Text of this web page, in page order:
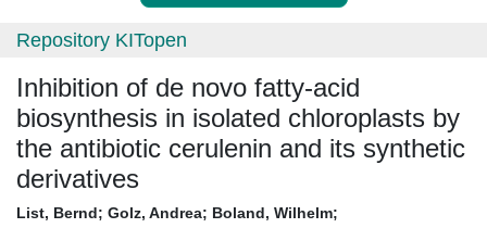
Repository KITopen
Inhibition of de novo fatty-acid
biosynthesis in isolated chloroplasts by
the antibiotic cerulenin and its synthetic
derivatives
List, Bernd; Golz, Andrea; Boland, Wilhelm;